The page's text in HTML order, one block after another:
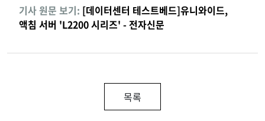
기사 원문 보기: [데이터센터 테스트베드]유니와이드,
액침 서버 'L2200 시리즈' - 전자신문
목록